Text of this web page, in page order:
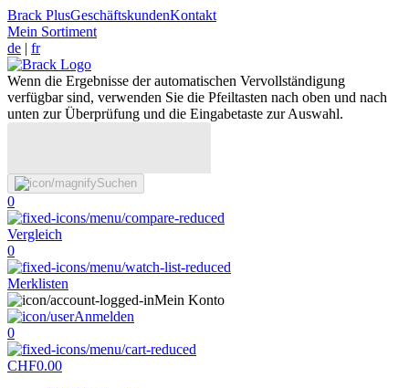
Brack PlusGeschäftskundenKontakt
Mein Sortiment
de | fr
Wenn die Ergebnisse der automatischen Vervollständigung
verfügbar sind, verwenden Sie die Pfeiltasten nach oben und nach
unten zur Überprüfung und die Eingabetaste zur Auswahl.
Suchen
0
Vergleich
0
Merklisten
Mein Konto
Anmelden
0
CHF0.00